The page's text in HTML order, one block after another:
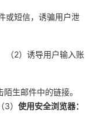
或短信，诱骗用户泄
（2）诱导用户输入账
生邮件中的链接。
（3） 使用安全浏览器：